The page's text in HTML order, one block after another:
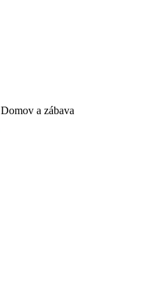
Domov a zábava